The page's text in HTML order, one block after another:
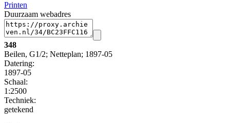
Printen
Duurzaam webadres
348
Beilen, G1/2; Netteplan; 1897-05
Datering:
1897-05
Schaal:
1:2500
Techniek:
getekend